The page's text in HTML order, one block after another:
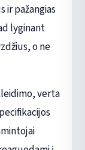
pažangias
lyginant
o ne
verta